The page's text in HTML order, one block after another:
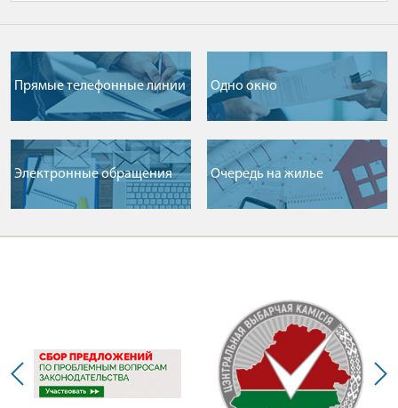
Прямые телефонные линии Одно окно
Электронные обращения Очередь на жилье